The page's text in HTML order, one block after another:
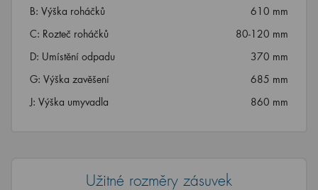
B: Výška roháčků
610 mm
C: Rozteč roháčků
80-120 mm
D: Umístění odpadu
370 mm
G: Výška zavěšení
685 mm
J: Výška umyvadla
860 mm
Užitné rozměry zásuvek